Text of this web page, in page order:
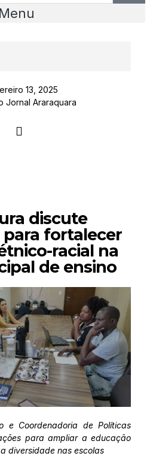
Menu
13, 2025
Jornal Araraquara
discute
fortalecer
racial na
de ensino
e Coordenadoria de Políticas
para ampliar a educação
diversidade nas escolas